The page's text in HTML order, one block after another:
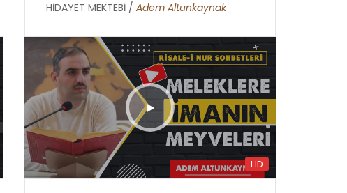
HİDAYET MEKTEBİ / Adem Altunkaynak
HD